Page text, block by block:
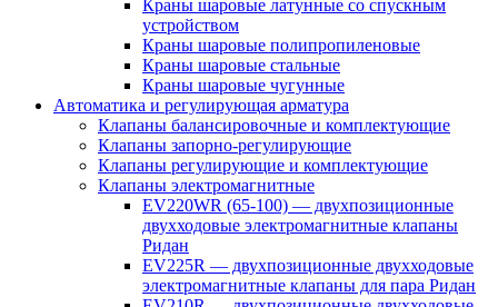
Краны шаровые латунные со спускным
устройством
Краны шаровые полипропиленовые
Краны шаровые стальные
Краны шаровые чугунные
Автоматика и регулирующая арматура
Клапаны балансировочные и комплектующие
Клапаны запорно-регулирующие
Клапаны регулирующие и комплектующие
Клапаны электромагнитные
EV220WR (65-100) — двухпозиционные
двухходовые электромагнитные клапаны
Ридан
EV225R — двухпозиционные двухходовые
электромагнитные клапаны для пара Ридан